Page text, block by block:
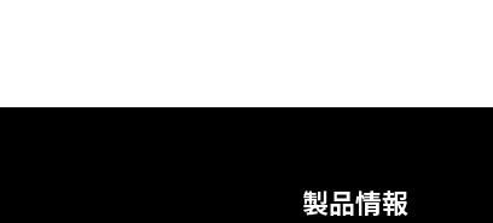
製品情報